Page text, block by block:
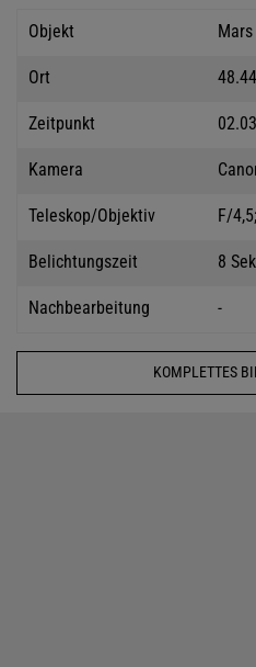
Objekt
Ort
Zeitpunkt
Kamera
Teleskop/Objektiv F/
Belichtungszeit 8
Nachbearbeitung -
KOMPLETTES